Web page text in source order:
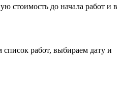
стоимость до начала работ и в
работ, выбираем дату и